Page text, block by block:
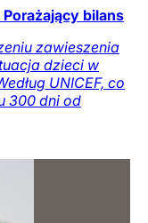
bilans
zawieszenia
dzieci w
UNICEF, co
300 dni od